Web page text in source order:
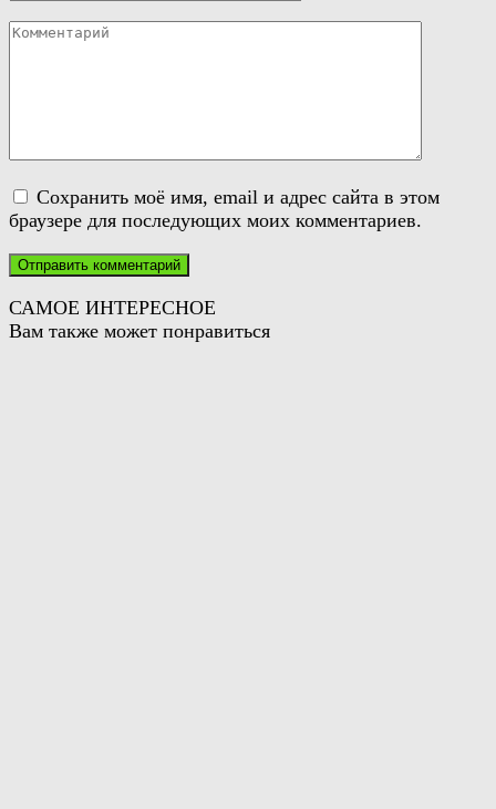
Комментарий
Сохранить моё имя, email и адрес сайта в этом
браузере для последующих моих комментариев.
САМОЕ ИНТЕРЕСНОЕ
Вам также может понравиться